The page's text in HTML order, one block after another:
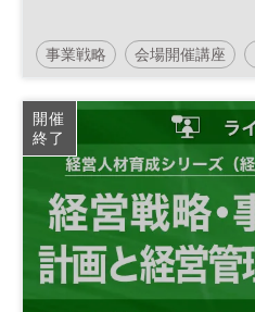
事業戦略 会場開催講座
技術
開催
終了